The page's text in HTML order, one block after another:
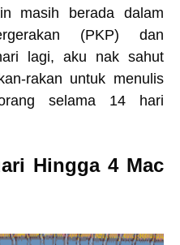
masih berada dalam
(PKP) dan
lagi, aku nak sahut
rakan untuk menulis
selama 14 hari
Hingga 4 Mac